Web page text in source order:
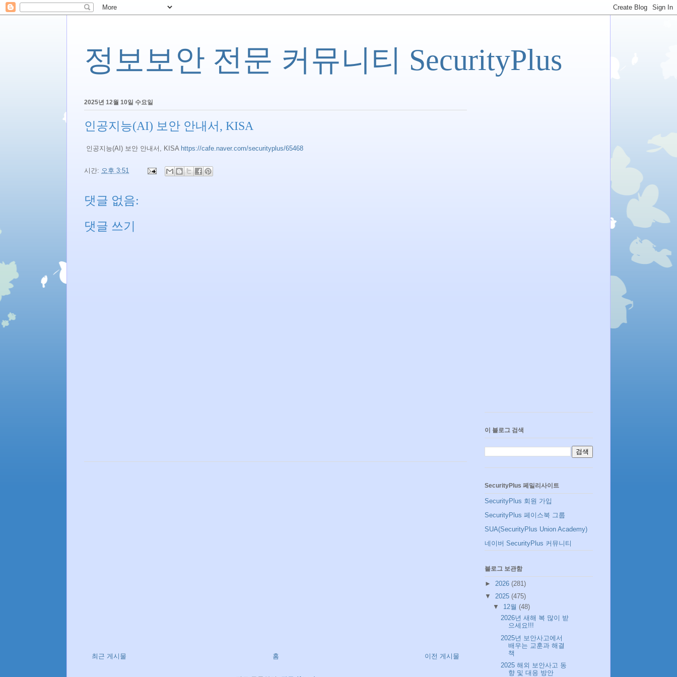
정보보안 전문 커뮤니티 SecurityPlus
2025년 12월 10일 수요일
인공지능(AI) 보안 안내서, KISA
인공지능(AI) 보안 안내서, KISA https://cafe.naver.com/securityplus/65468
시간: 오후 3:51
댓글 없음:
댓글 쓰기
최근 게시물 이전 게시물
홈
이 블로그 검색
SecurityPlus 페밀리사이트
SecurityPlus 회원 가입
SecurityPlus 페이스북 그룹
SUA(SecurityPlus Union Academy)
네이버 SecurityPlus 커뮤니티
블로그 보관함
► 2026 (281)
▼ 2025 (475)
▼ 12월 (48)
2026년 새해 복 많이 받
으세요!!!
2025년 보안사고에서
배우는 교훈과 해결
책
2025 해외 보안사고 동
향 및 대응 방안